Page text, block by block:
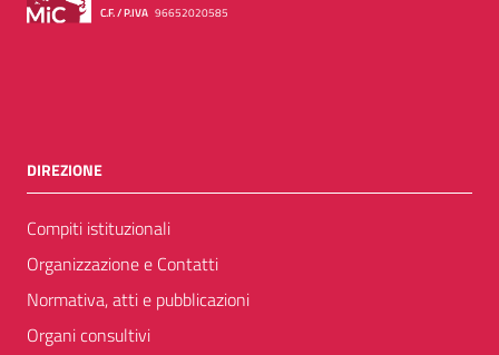
C.F. / P.IVA 96652020585
DIREZIONE
Compiti istituzionali
Organizzazione e Contatti
Normativa, atti e pubblicazioni
Organi consultivi